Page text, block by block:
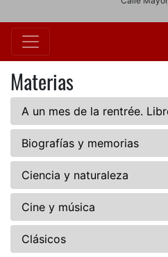
Materias
A un mes de la rentrée.
Biografías y memorias
Ciencia y naturaleza
Cine y música
Clásicos